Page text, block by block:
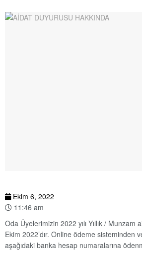
Ekim 6, 2022
11:46 am
Oda Üyelerimizin 2022 yılı Yıllık /
Ekim 2022’dır. Online ödeme sisteminden
aşağıdaki banka hesap numaralarına